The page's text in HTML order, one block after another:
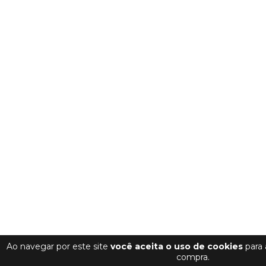
Ao navegar por este site você aceita o uso de cookies para
compra.